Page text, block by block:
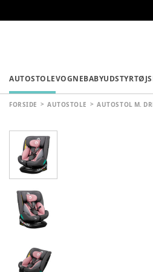
AUTOSTOLEVOGNEBABYUDSTYRTØJ
FORSIDE AUTOSTOLE AUTOSTOL M.